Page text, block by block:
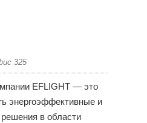
325
EFLIGHT — это
энергоэффективные и
в области